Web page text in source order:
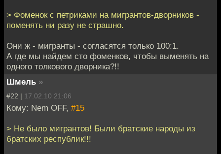
> Фоменок с петриками на мигрантов-дворников -
поменять ни разу не страшно.
Они ж - мигранты - согласятся только 100:1.
А где мы найдем сто фоменков, чтобы выменять на
одного толкового дворника?!!
Шмель »
#22 | 17.02.10 21:06
Кому: Nem OFF, #15
> Не было мигрантов! Были братские народы из
братских республик!!!